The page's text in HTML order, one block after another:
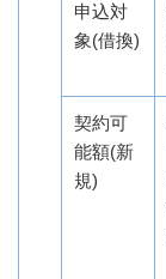
申込対
象(借換)
契約可
能額(新
規)